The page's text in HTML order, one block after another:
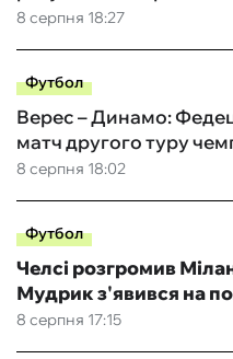
8 серпня 18:27
Футбол
8 серпня 18:02
Верес – Динамо:
матч другого туру
Футбол
8 серпня 17:15
Челсі розгромив
Мудрик з'явився на